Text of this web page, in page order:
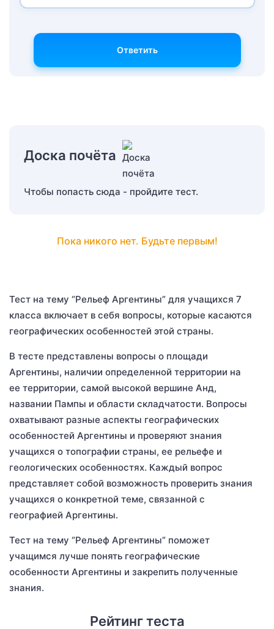
Ответить
Доска почёта
Чтобы попасть сюда - пройдите тест.
Пока никого нет. Будьте первым!
Тест на тему “Рельеф Аргентины” для учащихся 7
класса включает в себя вопросы, которые касаются
географических особенностей этой страны.
В тесте представлены вопросы о площади
Аргентины, наличии определенной территории на
ее территории, самой высокой вершине Анд,
названии Пампы и области складчатости. Вопросы
охватывают разные аспекты географических
особенностей Аргентины и проверяют знания
учащихся о топографии страны, ее рельефе и
геологических особенностях. Каждый вопрос
представляет собой возможность проверить знания
учащихся о конкретной теме, связанной с
географией Аргентины.
Тест на тему “Рельеф Аргентины” поможет
учащимся лучше понять географические
особенности Аргентины и закрепить полученные
знания.
Рейтинг теста